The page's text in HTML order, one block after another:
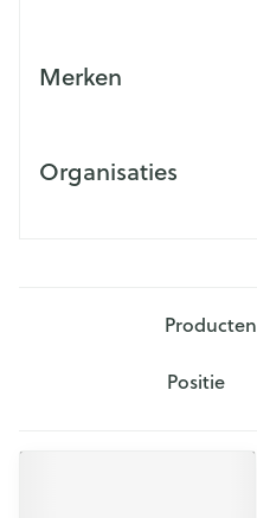
Merken
Organisaties
Producten
Sorteer op: